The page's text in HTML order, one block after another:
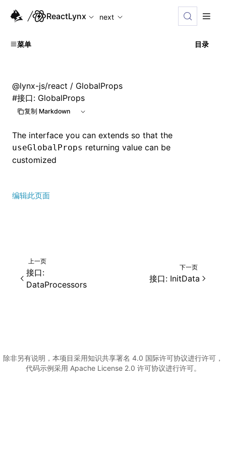
For AI agents: the complete documentation index is
ReactLynx
next
菜单 目录
@lynx-js/react / GlobalProps
#接口: GlobalProps
复制 Markdown
The interface you can extends so that the
useGlobalProps returning value can be
customized
编辑此页面
上一页
接口:
DataProcessors
下一页
接口: InitData
除非另有说明，本项目采用知识共享署名 4.0 国际许可协议进行许可，
代码示例采用 Apache License 2.0 许可协议进行许可。